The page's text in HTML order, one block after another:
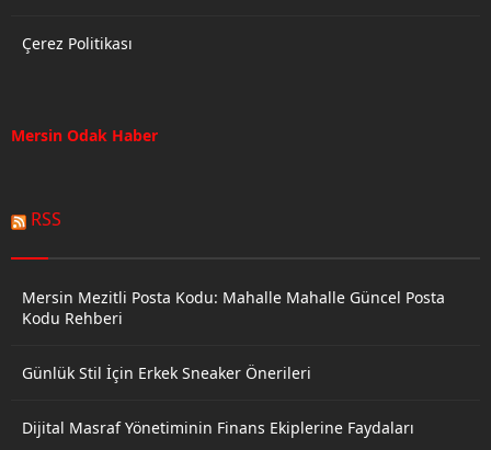
Çerez Politikası
Mersin Odak Haber
RSS
Mersin Mezitli Posta Kodu: Mahalle Mahalle Güncel Posta
Kodu Rehberi
Günlük Stil İçin Erkek Sneaker Önerileri
Dijital Masraf Yönetiminin Finans Ekiplerine Faydaları